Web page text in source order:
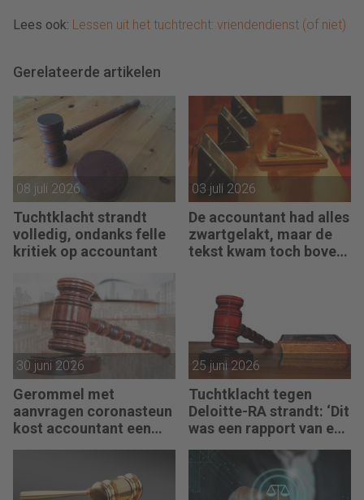
Lees ook: Lessen uit het tuchtrecht: vriendendienst (of niet)
Gerelateerde artikelen
08 juli 2026
Tuchtklacht strandt
volledig, ondanks felle
kritiek op accountant
03 juli 2026
De accountant had alles
zwartgelakt, maar de
tekst kwam toch boven
30 juni 2026
Gerommel met
aanvragen coronasteun
kost accountant een
25 juni 2026
Tuchtklacht tegen
Deloitte-RA strandt: ‘Dit
was een rapport van een